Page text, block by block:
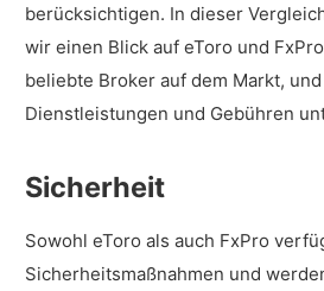
berücksichtigen. In dieser
wir einen Blick auf eToro und
beliebte Broker auf dem Markt,
Dienstleistungen und Gebühren
Sicherheit
Sowohl eToro als auch FxPro
Sicherheitsmaßnahmen und